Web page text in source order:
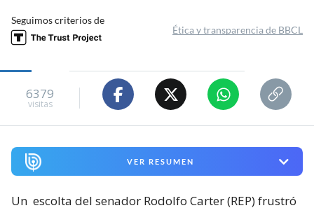
Seguimos criterios de
Ética y transparencia de BBCL
6379
visitas
VER RESUMEN
Un escolta del senador Rodolfo Carter (REP) frustró